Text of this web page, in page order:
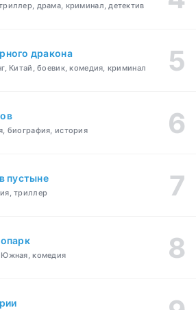
драма, криминал, детектив
дракона
Китай, боевик, комедия, криминал
биография, история
пустыне
триллер
комедия